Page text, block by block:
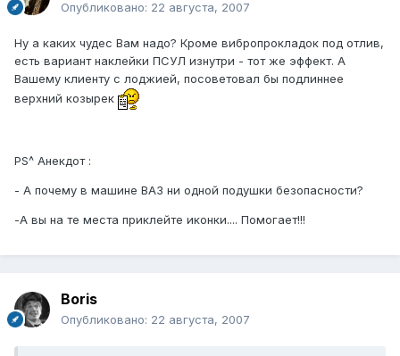
Опубликовано: 22 августа, 2007
Ну а каких чудес Вам надо? Кроме вибропрокладок под отлив,
есть вариант наклейки ПСУЛ изнутри - тот же эффект. А
Вашему клиенту с лоджией, посоветовал бы подлиннее
верхний козырек
PS^ Анекдот :
- А почему в машине ВАЗ ни одной подушки безопасности?
-А вы на те места приклейте иконки.... Помогает!!!
Boris
Опубликовано: 22 августа, 2007